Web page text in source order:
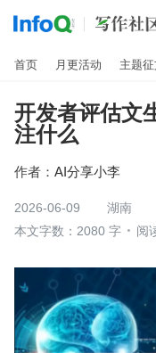
首页 月更活动 主题征
开发者评估文
注什么
作者： AI分享小李
2026-06-09
湖南
本文字数：2080 字
阅